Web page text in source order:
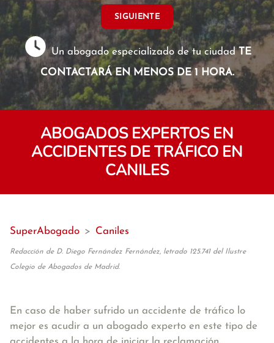
SIGUIENTE
Un abogado especializado de tu ciudadTE
CONTACTARÁ EN MENOS DE 1 HORA.
ABOGADOS EXPERTOS EN
ACCIDENTES DE TRÁFICO EN
CANILES
SuperAbogado > Caniles
Redacción de D. Diego Fernández Fernández, letrado 125.741 del Ilustre
Colegio de Abogados de Madrid.
En caso de haber sufrido un accidente de tráfico lo
mejor es acudir a un abogado experto en este tipo de